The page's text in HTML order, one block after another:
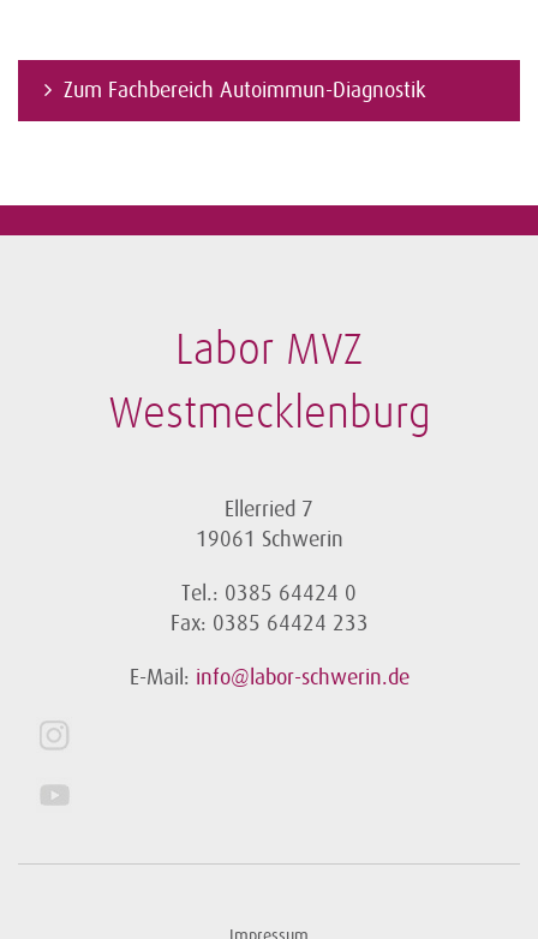
Zum Fachbereich Autoimmun-Diagnostik
Labor MVZ
Westmecklenburg
Ellerried 7
19061 Schwerin
Tel.: 0385 64424 0
Fax: 0385 64424 233
E-Mail: info@labor-schwerin.de